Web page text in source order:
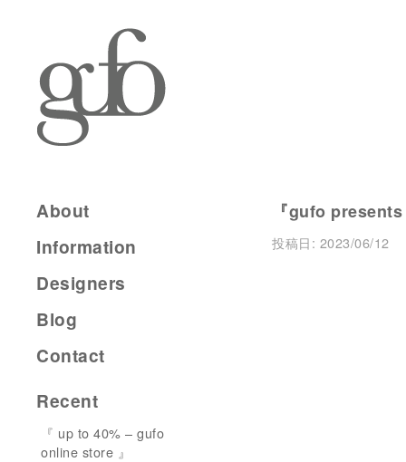
『gufo
投稿日: 2023/06/12
About
Information
Designers
Blog
Contact
Recent
『 up to 40% – gufo
online store 』